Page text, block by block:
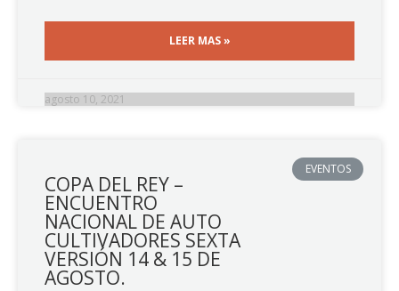
LEER MAS »
agosto 10, 2021
EVENTOS
COPA DEL REY –
ENCUENTRO
NACIONAL DE AUTO
CULTIVADORES SEXTA
VERSIÓN 14 & 15 DE
AGOSTO.